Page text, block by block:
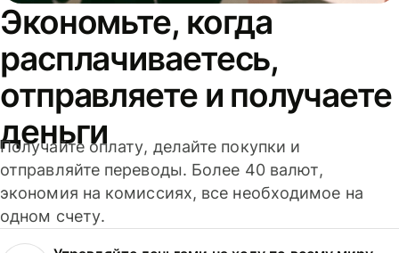
Экономьте, когда
расплачиваетесь,
отправляете и получаете
деньги
Получайте оплату, делайте покупки и
отправляйте переводы. Более 40 валют,
экономия на комиссиях, все необходимое на
одном счету.